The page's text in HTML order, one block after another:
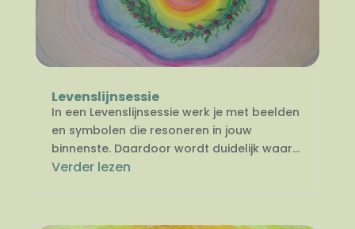
Levenslijnsessie
In een Levenslijnsessie werk je met beelden
en symbolen die resoneren in jouw
binnenste. Daardoor wordt duidelijk waar...
Verder lezen